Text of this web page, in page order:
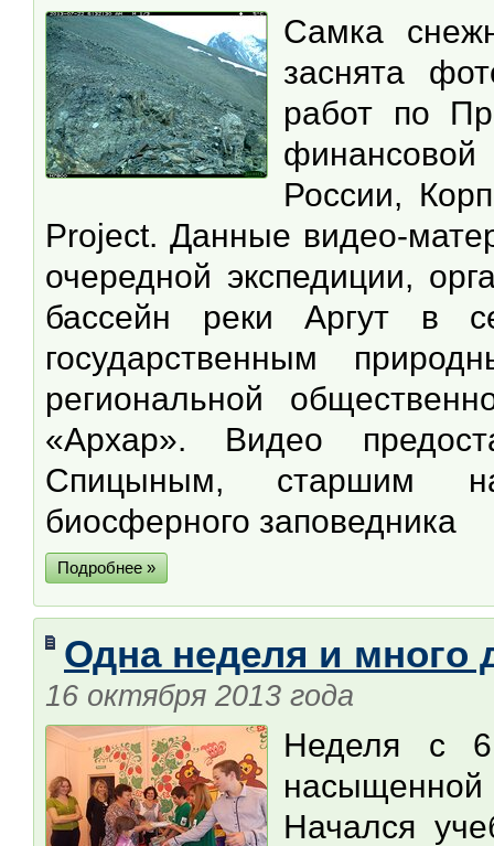
Самка
заснята
работ по
финансовой
России,
Project. Данные видео-
очередной экспедиции,
бассейн реки Аргут в
государственным
региональной
«Архар». Видео
Спицыным, старшим
биосферного заповедника
Подробнее »
Одна неделя и много
16 октября 2013 года
Неделя с 6
Начался